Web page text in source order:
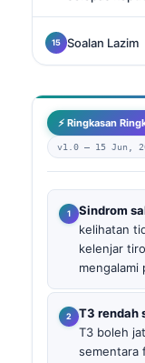
Soalan Lazim
⚡ Ringkasan
v1.0 — 15 Jun,
Sindrom
kelihatan
kelenjar
mengalami
T3 rendah
T3 boleh
sementara